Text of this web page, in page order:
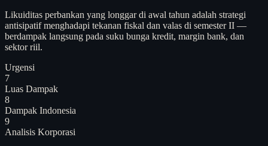
Likuiditas perbankan yang longgar di awal tahun adalah strategi
antisipatif menghadapi tekanan fiskal dan valas di semester II —
berdampak langsung pada suku bunga kredit, margin bank, dan
sektor riil.
Urgensi
7
Luas Dampak
8
Dampak Indonesia
9
Analisis Korporasi